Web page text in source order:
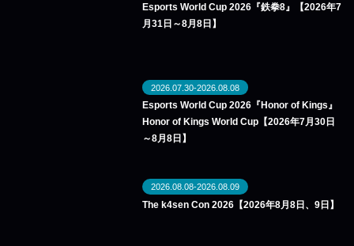
Esports World Cup 2026『鉄拳8』【2026年7
月31日～8月8日】
2026.07.30-2026.08.08
Esports World Cup 2026『Honor of Kings』
Honor of Kings World Cup【2026年7月30日
～8月8日】
2026.08.08-2026.08.09
The k4sen Con 2026【2026年8月8日、9日】